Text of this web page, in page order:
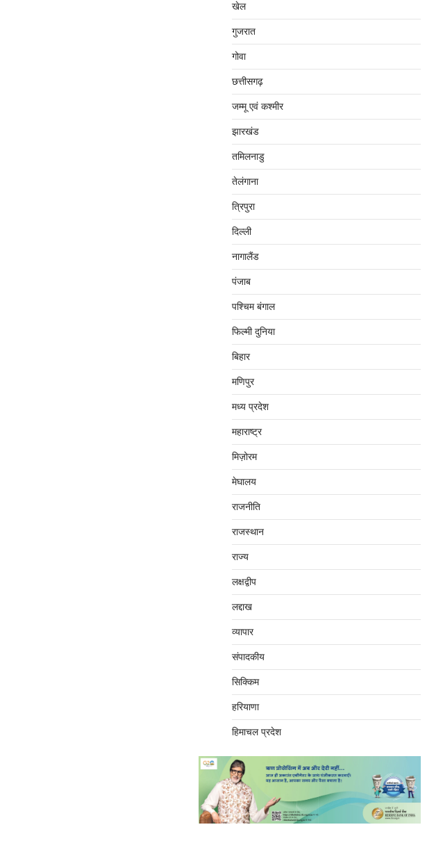
खेल
गुजरात
गोवा
छत्तीसगढ़
जम्‍मू एवं कश्‍मीर
झारखंड
तमिलनाडु
तेलंगाना
त्रिपुरा
दिल्‍ली
नागालैंड
पंजाब
पश्चिम बंगाल
फिल्मी दुनिया
बिहार
मणिपुर
मध्‍य प्रदेश
महाराष्‍ट्र
मिज़ोरम
मेघालय
राजनीति
राजस्थान
राज्य
लक्षद्वीप
लद्दाख
व्यापार
संपादकीय
सिक्किम
हरियाणा
हिमाचल प्रदेश